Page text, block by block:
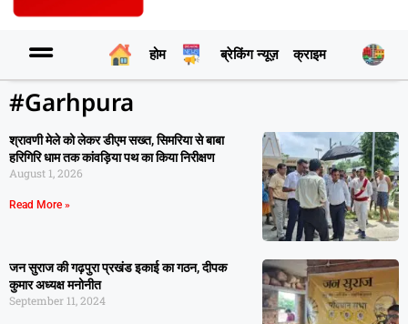
होम ब्रेकिंग न्यूज़ क्राइम
#Garhpura
श्रावणी मेले को लेकर डीएम सख्त, सिमरिया से बाबा
हरिगिरि धाम तक कांवड़िया पथ का किया निरीक्षण
August 1, 2026
Read More »
जन सुराज की गढ़पुरा प्रखंड इकाई का गठन, दीपक
कुमार अध्यक्ष मनोनीत
September 11, 2024